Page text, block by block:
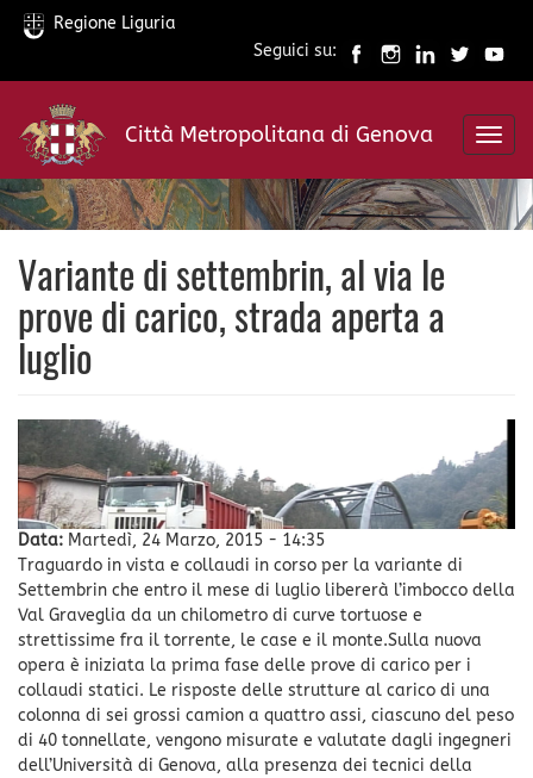
Salta
contenuto
principale
Regione Liguria
Seguici su:
Città Metropolitana di Genova
Variante di settembrin, al via le
prove di carico, strada aperta a
luglio
Data: Martedì, 24 Marzo, 2015 - 14:35
Traguardo in vista e collaudi in corso per la variante di
Settembrin che entro il mese di luglio libererà l’imbocco della
Val Graveglia da un chilometro di curve tortuose e
strettissime fra il torrente, le case e il monte.Sulla nuova
opera è iniziata la prima fase delle prove di carico per i
collaudi statici. Le risposte delle strutture al carico di una
colonna di sei grossi camion a quattro assi, ciascuno del peso
di 40 tonnellate, vengono misurate e valutate dagli ingegneri
dell’Università di Genova, alla presenza dei tecnici della